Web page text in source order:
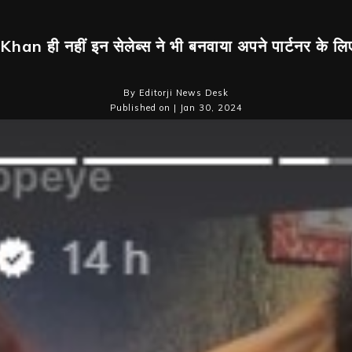
ही नहीं इन सेलेब्स ने भी बनवाया अपने पार्टनर के
By Editorji News Desk
Published on | Jan 30, 2024